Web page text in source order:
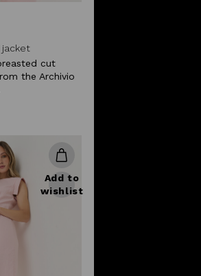
jacket
cut
the Archivio
Add to
wishlist